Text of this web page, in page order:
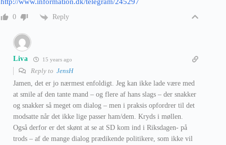
0 Reply
Liva 15 years ago
Reply to JensH
Jamen, det er jo nærmest enfoldigt. Jeg kan ikke lade være med
at smile af den tante mand – og flere af hans slags – der snakker
og snakker så meget om dialog – men i praksis opfordrer til det
modsatte når det ikke lige passer ham/dem. Kryds i møllen.
Også derfor er det skønt at se at SD kom ind i Riksdagen- på
trods – af de mange dialog prædikende politikere, som ikke vil